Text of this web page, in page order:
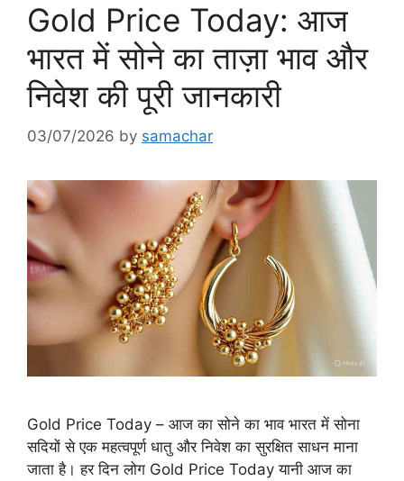
Gold Price Today: आज
भारत में सोने का ताज़ा भाव और
निवेश की पूरी जानकारी
03/07/2026 by samachar
Gold Price Today – आज का सोने का भाव भारत में सोना
सदियों से एक महत्वपूर्ण धातु और निवेश का सुरक्षित साधन माना
जाता है। हर दिन लोग Gold Price Today यानी आज का